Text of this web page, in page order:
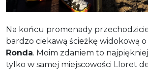
Na końcu promenady
bardzo ciekawą ścieżkę widokową
Ronda. Moim zdaniem to
tylko w samej miejscowości Lloret